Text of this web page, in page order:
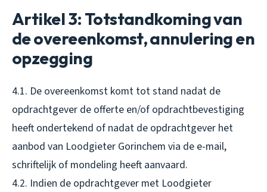
Artikel 3: Totstandkoming van
de overeenkomst, annulering en
opzegging
4.1. De overeenkomst komt tot stand nadat de
opdrachtgever de offerte en/of opdrachtbevestiging
heeft ondertekend of nadat de opdrachtgever het
aanbod van Loodgieter Gorinchem via de e-mail,
schriftelijk of mondeling heeft aanvaard.
4.2. Indien de opdrachtgever met Loodgieter